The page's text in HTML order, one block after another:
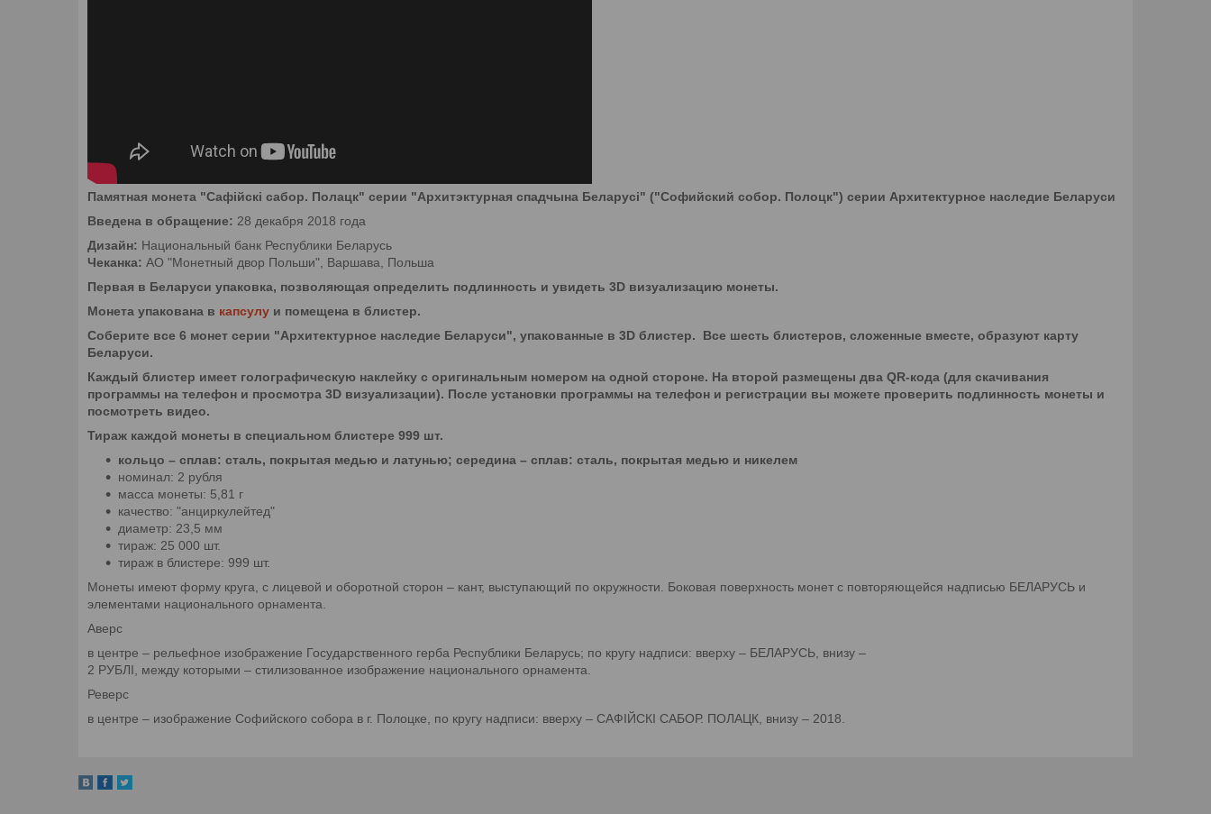
Памятная монета "Сафійскі сабор. Полацк" серии "Архитэктурная спадчына Беларусі" ("Софийский собор. Полоцк") серии Архитектурное наследие Беларуси
Введена в обращение: 28 декабря 2018 года
Дизайн: Национальный банк Республики Беларусь
Чеканка: АО "Монетный двор Польши", Варшава, Польша
Первая в Беларуси упаковка, позволяющая определить подлинность и увидеть 3D визуализацию монеты.
Монета упакована в капсулу и помещена в блистер.
Соберите все 6 монет серии "Архитектурное наследие Беларуси", упакованные в 3D блистер. Все шесть блистеров, сложенные вместе, образуют карту
Беларуси.
Каждый блистер имеет голографическую наклейку с оригинальным номером на одной стороне. На второй размещены два QR-кода (для скачивания
программы на телефон и просмотра 3D визуализации). После установки программы на телефон и регистрации вы можете проверить подлинность монеты и
посмотреть видео.
Тираж каждой монеты в специальном блистере 999 шт.
кольцо – сплав: сталь, покрытая медью и латунью; середина – сплав: сталь, покрытая медью и никелем
номинал: 2 рубля
масса монеты: 5,81 г
качество: "анциркулейтед"
диаметр: 23,5 мм
тираж: 25 000 шт.
тираж в блистере: 999 шт.
Монеты имеют форму круга, с лицевой и оборотной сторон – кант, выступающий по окружности. Боковая поверхность монет с повторяющейся надписью БЕЛАРУСЬ и
элементами национального орнамента.
Аверс
в центре – рельефное изображение Государственного герба Республики Беларусь; по кругу надписи: вверху – БЕЛАРУСЬ, внизу –
2 РУБЛI, между которыми – стилизованное изображение национального орнамента.
Реверс
в центре – изображение Софийского собора в г. Полоцке, по кругу надписи: вверху – САФІЙСКІ САБОР. ПОЛАЦК, внизу – 2018.